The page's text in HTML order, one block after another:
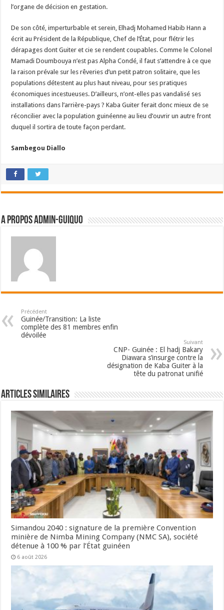
l’organe de décision en gestation.
De son côté, imperturbable et serein, Elhadj Mohamed Habib Hann a
écrit au Président de la République, Chef de l’État, pour flétrir les
dérapages dont Guiter et cie se rendent coupables. Comme le Colonel
Mamadi Doumbouya n’est pas Alpha Condé, il faut s’attendre à ce que
la raison prévale sur les rêveries d’un petit patron solitaire, que les
populations détestent au plus haut niveau, pour ses pratiques
économiques incestueuses. D’ailleurs, n’ont-elles pas vandalisé ses
installations dans l’arrière-pays ? Kaba Guiter ferait donc mieux de se
réconcilier avec la population guinéenne au lieu d’ouvrir un autre front
duquel il sortira de toute façon perdant.
Sambegou Diallo
A propos admin-guiquo
Précédent
Guinée/Transition: La liste
complète des 81 membres enfin
dévoilée
Suivant
CNP- Guinée : El hadj Bakary
Diawara s’insurge contre la
désignation de Kaba Guiter à la
tête du patronat unifié
Articles Similaires
Simandou 2040 : signature de la première Convention
minière de Nimba Mining Company (NMC SA), société
détenue à 100 % par l’État guinéen
6 août 2026